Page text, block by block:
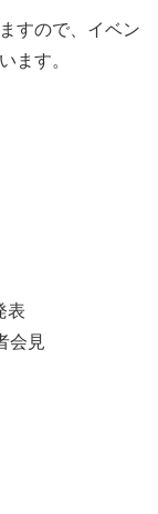
すので、イベン
ます。
表
会見